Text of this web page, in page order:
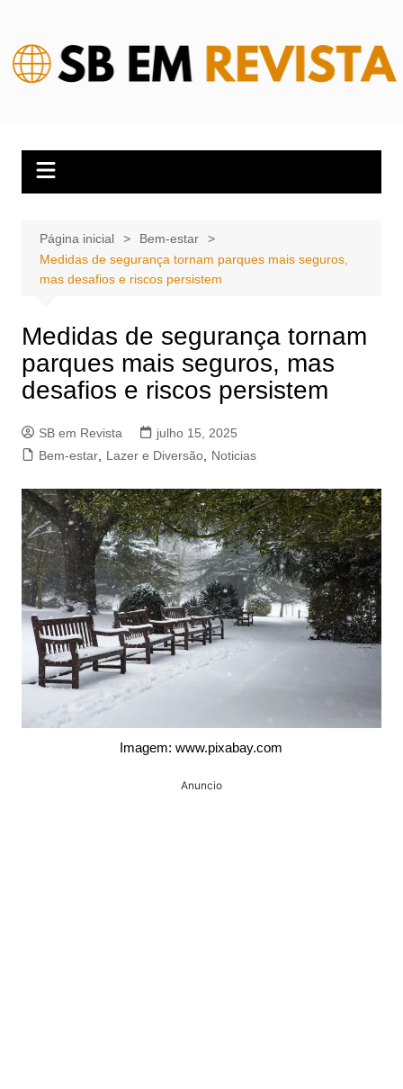
conteúdo
Página inicial
Bem-estar
Medidas de segurança tornam parques mais seguros,
mas desafios e riscos persistem
Medidas de segurança tornam
parques mais seguros, mas
desafios e riscos persistem
SB em Revista
julho 15, 2025
Bem-estar, Lazer e Diversão, Noticias
Imagem: www.pixabay.com
Anuncio